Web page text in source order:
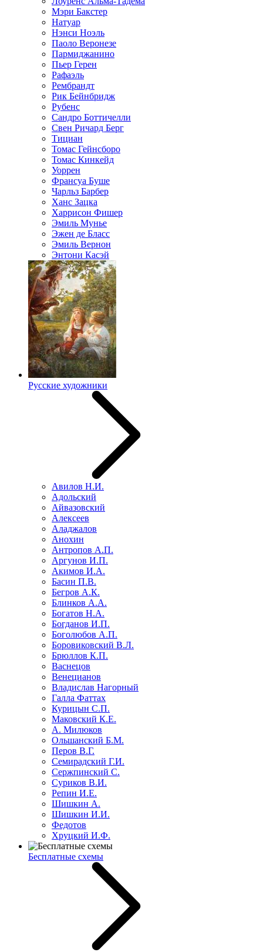
Мэри Бакстер
Натуар
Нэнси Ноэль
Паоло Веронезе
Пармиджанино
Пьер Герен
Рафаэль
Рембрандт
Рик Бейнбридж
Рубенс
Сандро Боттичелли
Свен Ричард Берг
Тициан
Томас Гейнсборо
Томас Кинкейд
Уоррен
Франсуа Буше
Чарльз Барбер
Ханс Зацка
Харрисон Фишер
Эмиль Мунье
Эжен де Бласс
Эмиль Вернон
Энтони Касэй
Русские художники
Авилов Н.И.
Адольский
Айвазовский
Алексеев
Аладжалов
Анохин
Антропов А.П.
Аргунов И.П.
Акимов И.А.
Басин П.В.
Бегров А.К.
Блинков А.А.
Богатов Н.А.
Богданов И.П.
Боголюбов А.П.
Боровиковский В.Л.
Брюллов К.П.
Васнецов
Венецианов
Владислав Нагорный
Галла Фаттах
Курицын С.П.
Маковский К.Е.
А. Милюков
Ольшанский Б.М.
Перов В.Г.
Семирадский Г.И.
Сержпинский С.
Суриков В.И.
Репин И.Е.
Шишкин А.
Шишкин И.И.
Федотов
Хруцкий И.Ф.
Бесплатные схемы